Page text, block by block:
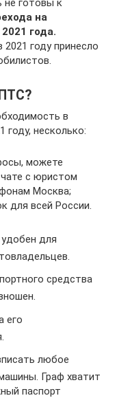
не готовы к
на
года.
году принесло
в
году, несколько:
можете
с юристом
Москва;
для всей России.
для
средства
его
любое
Граф хватит
паспорт